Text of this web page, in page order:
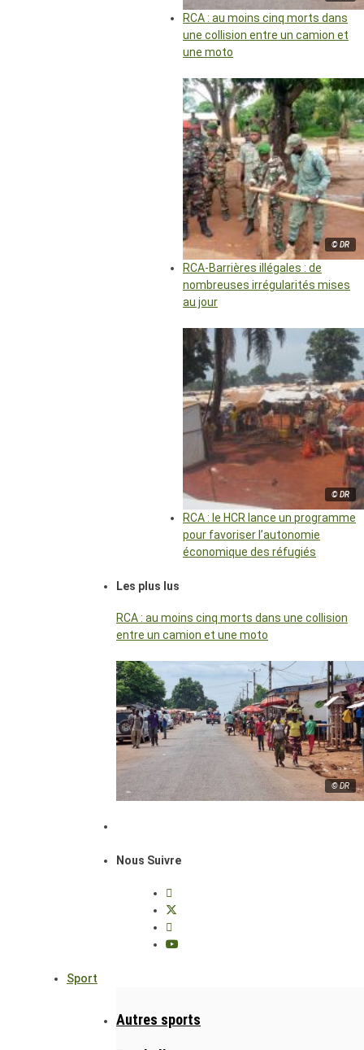
RCA : au moins cinq morts dans
une collision entre un camion et
une moto
© DR
RCA-Barrières illégales : de
nombreuses irrégularités mises
au jour
© DR
RCA : le HCR lance un programme
pour favoriser l’autonomie
économique des réfugiés
Les plus lus
RCA : au moins cinq morts dans une collision
entre un camion et une moto
© DR
Nous Suivre
Sport
Autres sports